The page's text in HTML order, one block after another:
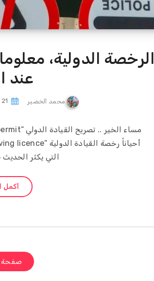
الرخصة الدولية،
عند
محمد الخضير 21 نوفمبر، 2020
التي يكثر الحديث
أكمل
صفحة 1 من 1